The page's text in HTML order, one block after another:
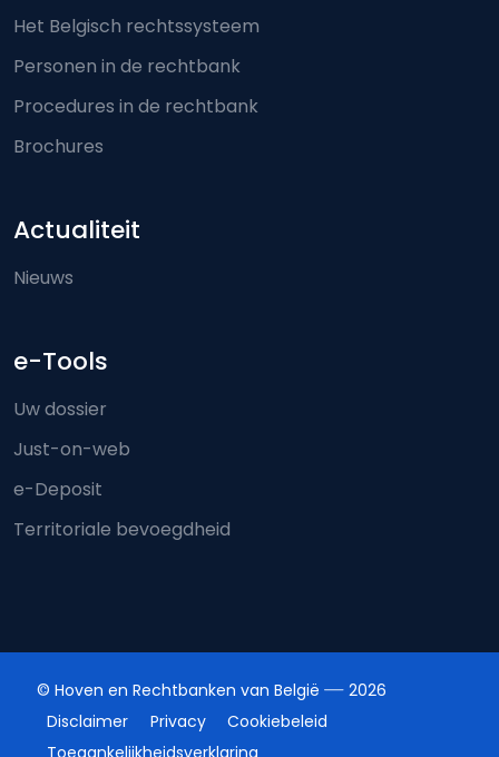
Het Belgisch rechtssysteem
Personen in de rechtbank
Procedures in de rechtbank
Brochures
Actualiteit
Nieuws
e-Tools
Uw dossier
Just-on-web
e-Deposit
Territoriale bevoegdheid
© Hoven en Rechtbanken van België
2026
Disclaimer
Privacy
Cookiebeleid